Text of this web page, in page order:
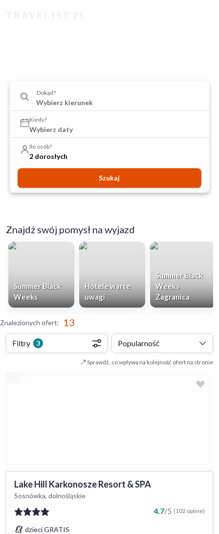
Dokąd?
Kiedy?
Wybierz daty
Ile osób?
2 dorosłych
Szukaj
Znajdź swój pomysł na wyjazd
Summer Black
Weeks
Hotele warte
uwagi
Summer Black
Weeks
Zagranica
Znalezionych ofert: 13
Filtry 3 Popularność
Sprawdź, co wpływa na kolejność ofert na stronie
Lake Hill Karkonosze Resort & SPA
Sosnówka, dolnośląskie
4.7/5 (102 opinie)
dzieci GRATIS